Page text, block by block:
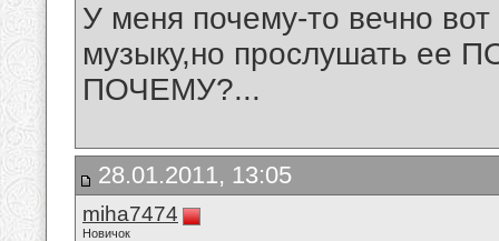
У меня почему-то вечно
музыку,но прослушать ее
ПОЧЕМУ?...
28.01.2011, 13:05
miha7474
Новичок